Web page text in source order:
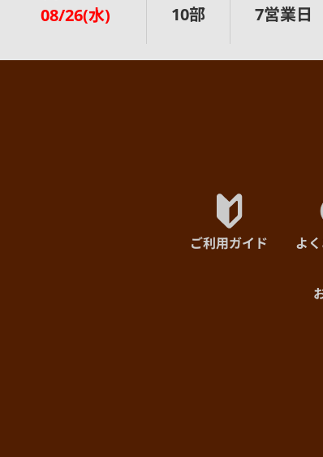
08/26(水) 10部 7営業日
ご利用ガイド よ